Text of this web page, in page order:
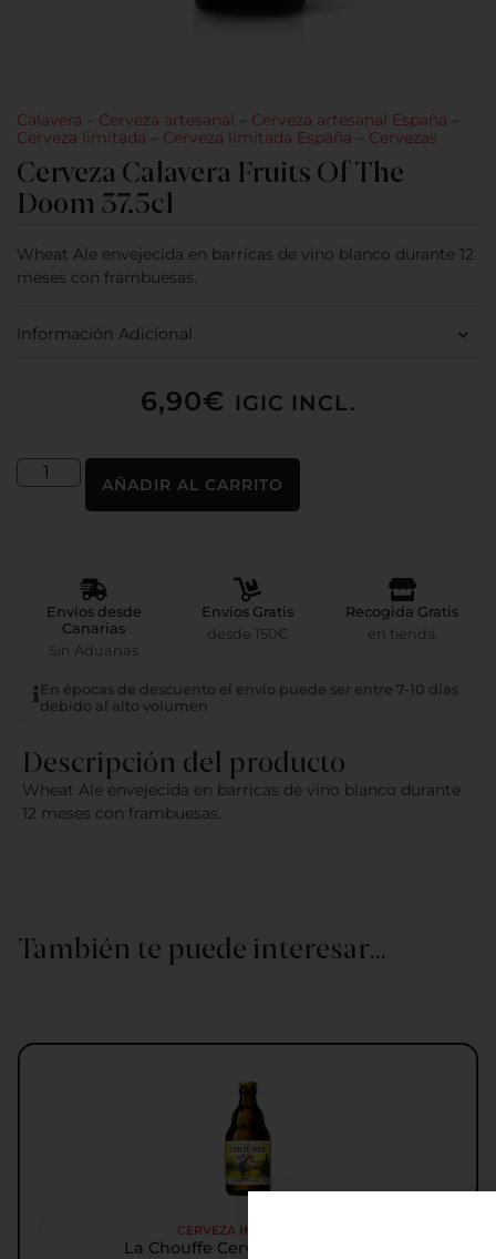
Calavera Cerveza artesanal Cerveza artesanal España
Cerveza limitada
Cerveza limitada España Cervezas
Cerveza Calavera Fruits Of The
Doom 37.5cl
Wheat Ale envejecida en barricas de vino blanco durante 12
meses con frambuesas.
Información Adicional
6,90€ IGIC INCL.
AÑADIR AL CARRITO
Envíos desde
Canarias
Sin Aduanas
Envíos Gratis
desde 150€
Recogida Gratis
en tienda
En épocas de descuento el envío puede ser entre 7-10 días
debido al alto volumen
Descripción del producto
Wheat Ale envejecida en barricas de vino blanco durante
12 meses con frambuesas.
También te puede interesar…
CERVEZA IMPORTADA
La Chouffe Cerveza Importada